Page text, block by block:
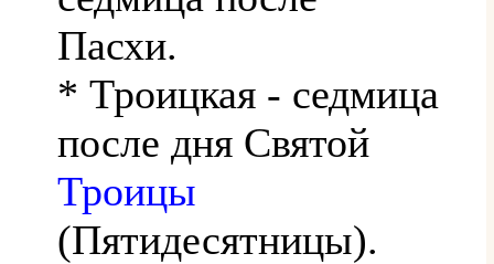
Пасхи.
* Троицкая - седмица
после дня Святой
Троицы
(Пятидесятницы).